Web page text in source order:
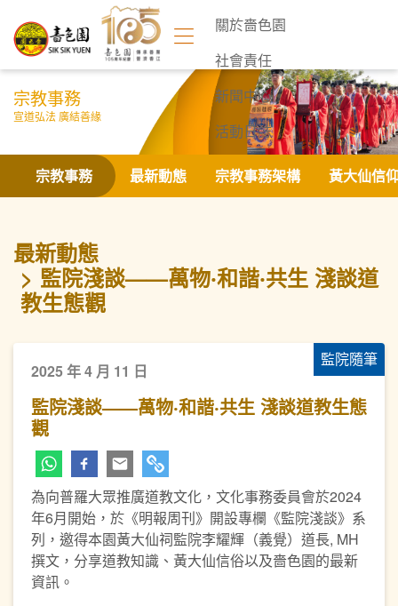
關於嗇色園
社會責任
新聞中心
活動日誌
聯絡我們
宗教事務
宣道弘法 廣結善緣
宗教事務 最新動態 宗教事務架構 黃大仙信
最新動態
監院淺談——萬物‧和諧‧共生 淺談道
教生態觀
監院隨筆
2025 年 4 月 11 日
監院淺談——萬物‧和諧‧共生 淺談道教生態
觀
為向普羅大眾推廣道教文化，文化事務委員會於2024
年6月開始，於《明報周刊》開設專欄《監院淺談》系
列，邀得本園黃大仙祠監院李耀輝（義覺）道長, MH
撰文，分享道教知識、黃大仙信俗以及嗇色園的最新
資訊。